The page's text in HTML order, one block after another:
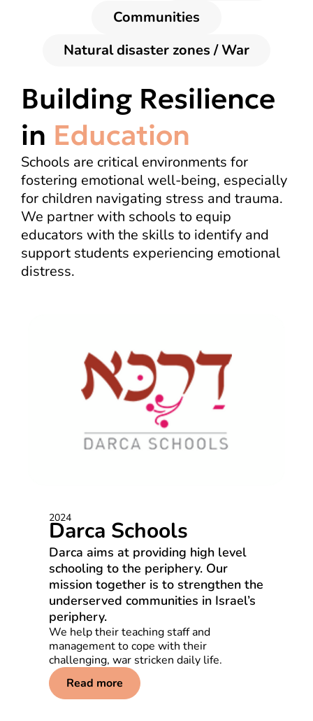
Communities
Natural disaster zones / War
Building Resilience
in Education
Schools are critical environments for
fostering emotional well-being, especially
for children navigating stress and trauma.
We partner with schools to equip
educators with the skills to identify and
support students experiencing emotional
distress.
2024
Darca Schools
Darca aims at providing high level
schooling to the periphery. Our
mission together is to strengthen the
underserved communities in Israel’s
periphery.
We help their teaching staff and
management to cope with their
challenging, war stricken daily life.
Read more